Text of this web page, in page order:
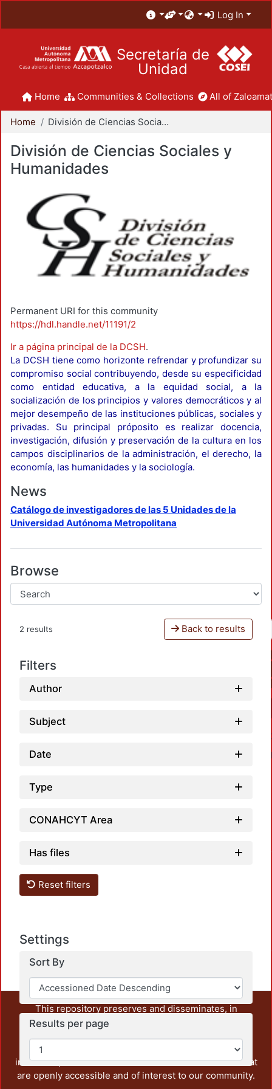
Log In
Secretaría de
Unidad
Home Communities & Collections All of
Home División de Ciencias Sociales y Humanidades
División de Ciencias Sociales y
Humanidades
Permanent URI for this community
https://hdl.handle.net/11191/2
Ir a página principal de la DCSH.
La DCSH tiene como horizonte refrendar y profundizar su
compromiso social contribuyendo, desde su especificidad
como entidad educativa, a la equidad social, a la
socialización de los principios y valores democráticos y al
mejor desempeño de las instituciones públicas, sociales y
privadas. Su principal próposito es realizar docencia,
investigación, difusión y preservación de la cultura en los
campos disciplinarios de la administración, el derecho, la
economía, las humanidades y la sociología.
News
Catálogo de investigadores de las 5 Unidades de la
Universidad Autónoma Metropolitana
Browse
2 results Back to results
Filters
Author
Subject
Date
Type
CONAHCYT Area
Has files
Reset filters
Settings
Sort By
Results per page
This repository preserves and disseminates, in
unrestricted open access, the teaching and research
administrative and graphic documents from the
institution, as well as content from other institutions that
are openly accessible and of interest to our community.